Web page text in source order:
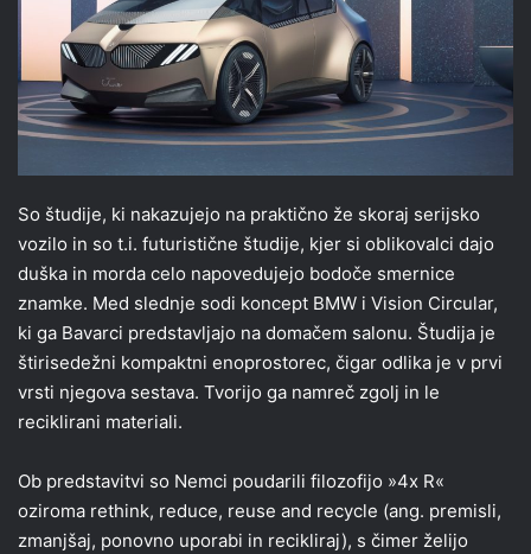
So študije, ki nakazujejo na praktično že skoraj serijsko
vozilo in so t.i. futuristične študije, kjer si oblikovalci dajo
duška in morda celo napovedujejo bodoče smernice
znamke. Med slednje sodi koncept BMW i Vision Circular,
ki ga Bavarci predstavljajo na domačem salonu. Študija je
štirisedežni kompaktni enoprostorec, čigar odlika je v prvi
vrsti njegova sestava. Tvorijo ga namreč zgolj in le
reciklirani materiali.
Ob predstavitvi so Nemci poudarili filozofijo »4x R«
oziroma rethink, reduce, reuse and recycle (ang. premisli,
zmanjšaj, ponovno uporabi in recikliraj), s čimer želijo